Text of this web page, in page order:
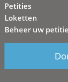
Petities
Loketten
Beheer uw